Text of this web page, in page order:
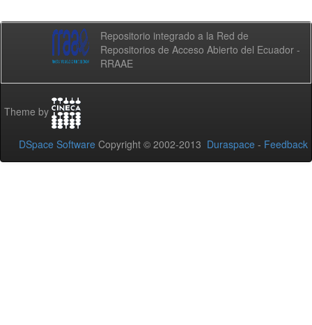
Repositorio integrado a la Red de
Repositorios de Acceso Abierto del Ecuador -
RRAAE
Theme by
DSpace Software Copyright © 2002-2013 Duraspace - Feedback